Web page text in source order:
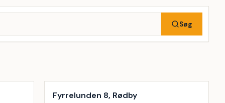
Søg
Fyrrelunden 8, Rødby